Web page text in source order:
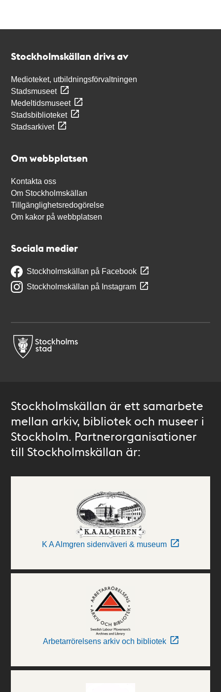
Stockholmskällan drivs av
Medioteket, utbildningsförvaltningen
Stadsmuseet
Medeltidsmuseet
Stadsbiblioteket
Stadsarkivet
Om webbplatsen
Kontakta oss
Om Stockholmskällan
Tillgänglighetsredogörelse
Om kakor på webbplatsen
Sociala medier
Stockholmskällan på Facebook
Stockholmskällan på Instagram
Stockholmskällan är ett samarbete
mellan arkiv, bibliotek och museer i
Stockholm. Partnerorganisationer
till Stockholmskällan är:
K A Almgren sidenväveri & museum
Arbetarrörelsens arkiv och bibliotek